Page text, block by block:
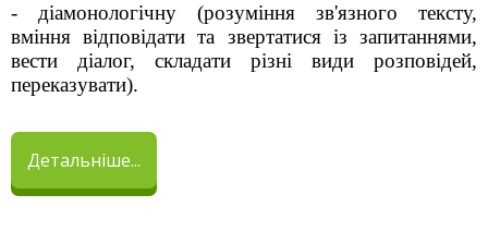
- діамонологічну (розуміння зв'язного тексту,
вміння відповідати та звертатися із запитаннями,
вести діалог, складати різні види розповідей,
переказувати).
Детальніше...